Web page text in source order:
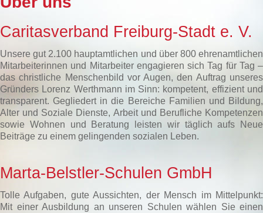
Caritasverband Freiburg-Stadt e. V.
Unsere gut 2.100 hauptamtlichen und über 800 ehrenamtlichen
Mitarbeiterinnen und Mitarbeiter engagieren sich Tag für Tag –
das christliche Menschenbild vor Augen, den Auftrag unseres
Gründers Lorenz Werthmann im Sinn: kompetent, effizient und
transparent. Gegliedert in die Bereiche Familien und Bildung,
Alter und Soziale Dienste, Arbeit und Berufliche Kompetenzen
sowie Wohnen und Beratung leisten wir täglich aufs Neue
Beiträge zu einem gelingenden sozialen Leben.
Marta-Belstler-Schulen GmbH
Tolle Aufgaben, gute Aussichten, der Mensch im Mittelpunkt:
Mit einer Ausbildung an unseren Schulen wählen Sie einen